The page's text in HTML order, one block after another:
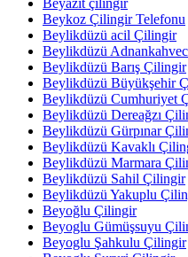
Beyazıt çilingir
Beykoz Çilingir Telefonu
Beylikdüzü acil Çilingir
Beylikdüzü
Beylikdüzü Barış Çilingir
Beylikdüzü Büyükşehir
Beylikdüzü Cumhuriyet
Beylikdüzü Dereağzı
Beylikdüzü Gürpınar
Beylikdüzü Kavaklı
Beylikdüzü Marmara
Beylikdüzü Sahil Çilingir
Beylikdüzü Yakuplu
Beyoğlu Çilingir
Beyoglu Gümüşsuyu
Beyoglu Şahkulu Çilingir